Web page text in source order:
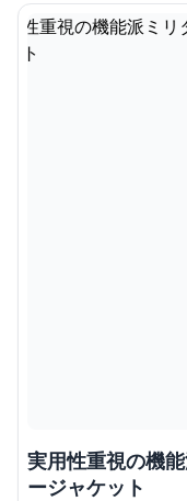
実用性重視の機
ージャケット